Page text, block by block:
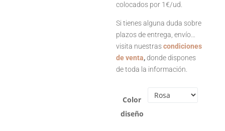
colocados por 1€/ud.
Si tienes alguna duda sobre
plazos de entrega, envío…
visita nuestrascondiciones
de venta,donde dispones
de toda la información.
Color
diseño